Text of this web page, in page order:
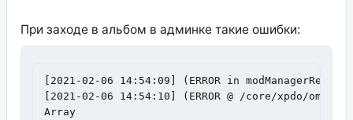
При заходе в альбом в админке такие ошибки:
[2021-02-06 14:54:09] (ERROR in
[2021-02-06 14:54:10] (ERROR @ /core/xpdo/
Array